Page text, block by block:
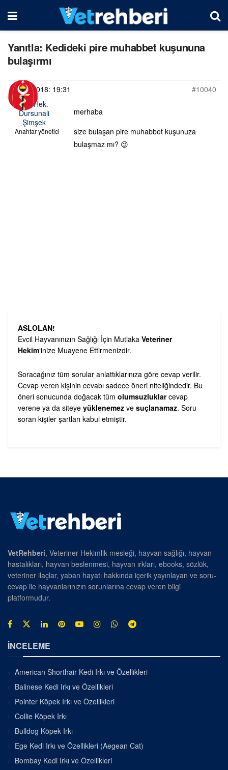
Yanıtla: Kedideki pire muhabbet kuşununa
bulaşırmı
05/02/2018: 19:31
#10040
Vet. Hek.
Dursunali
Şimşek
Anahtar yönetici
merhaba
size bulaşan pire muhabbet kuşunuza
bulaşmaz mı? 😉
ASLOLAN!
Evcil Hayvanınızın Sağlığı İçin Mutlaka Veteriner
Hekim‘inize Muayene Ettirmenizdir.
Soracağınız tüm sorular anlattıklarınıza göre cevap verilir.
Cevap veren kişinin cevabı sadece öneri niteliğindedir. Bu
öneri sonucunda doğacak tüm olumsuzluklarcevap
verene ya da siteye yüklenemez ve suçlanamaz. Soru
soran kişiler şartları kabul etmiştir.
VetRehberi, Veteriner Hekimlik mesleği, hayvan sağlığı, hayvan
hastalıkları, hayvan beslenmesi, hayvan ırkları, ebooks, sözlük,
veteriner ilaçlar, yaban hayatı hakkında içerik yayınlayan ve soru-
cevap ile hayvanlarınızın sorunlarına cevap veren bilgi
platformudur.
İNCELEME
American Shorthair Kedi Irkı ve Özellikleri
Balinese Kedi Irkı ve Özellikleri
Pointer Köpek Irkı ve Özellikleri
Collie Köpek Irkı
Bulldog Köpek Irkı
Ege Kedi Irkı ve Özellikleri (Aegean Cat)
Bombay Kedi Irkı ve Özellikleri